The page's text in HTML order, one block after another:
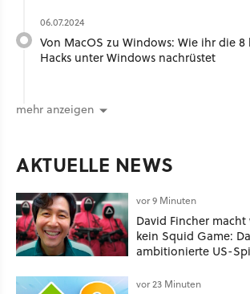
06.07.2024
Von MacOS zu Windows: Wie ihr die 8
Hacks unter Windows nachrüstet
mehr anzeigen
AKTUELLE NEWS
vor 9 Minuten
David Fincher
kein Squid Game:
ambitionierte US-
vor 23 Minuten